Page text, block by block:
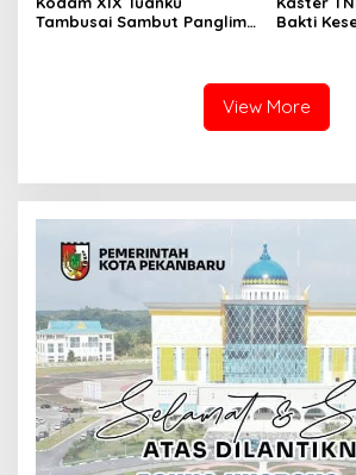
Tambusai Sambut Panglima
Bakti
untuk
View More